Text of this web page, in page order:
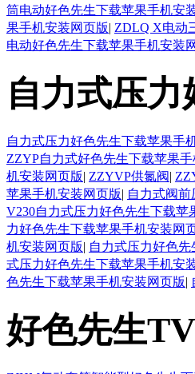
筒电动好色先生下载苹果手机安
果手机安装网页版| ZDLQ X电动
电动好色先生下载苹果手机安装
自力式压
自力式压力好色先生下载苹果手
ZZYP自力式好色先生下载苹果
机安装网页版| ZZYVP供氮阀|
苹果手机安装网页版| 自力式阀
V230自力式压力好色先生下载苹
力好色先生下载苹果手机安装网
机安装网页版| 自力式压力好色
式压力好色先生下载苹果手机安
色先生下载苹果手机安装网页版|
好色先生